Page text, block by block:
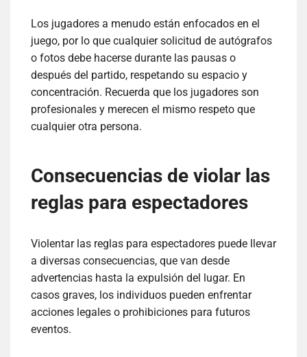
Los jugadores a menudo están enfocados en el
juego, por lo que cualquier solicitud de autógrafos
o fotos debe hacerse durante las pausas o
después del partido, respetando su espacio y
concentración. Recuerda que los jugadores son
profesionales y merecen el mismo respeto que
cualquier otra persona.
Consecuencias de violar las
reglas para espectadores
Violentar las reglas para espectadores puede llevar
a diversas consecuencias, que van desde
advertencias hasta la expulsión del lugar. En
casos graves, los individuos pueden enfrentar
acciones legales o prohibiciones para futuros
eventos.